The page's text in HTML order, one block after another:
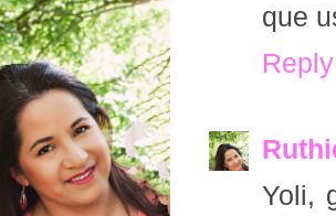
que
Reply
Yoli,